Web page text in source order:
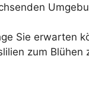
Sie erwarten
zum Blühen